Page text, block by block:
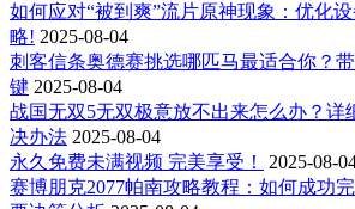
如何应对“被到爽”流片原神现象：优化
略! 2025-08-04
刺客信条奥德赛挑选哪匹马最适合你？
键 2025-08-04
战国无双5无双极意放不出来怎么办？详
决办法 2025-08-04
永久免费未满视频 完美享受！
2025-08-
赛博朋克2077帕南攻略教程：如何成功